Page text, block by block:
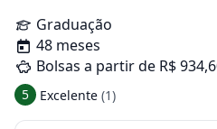
Graduação
48 meses
Bolsas a partir de R$
5 Excelente (1)